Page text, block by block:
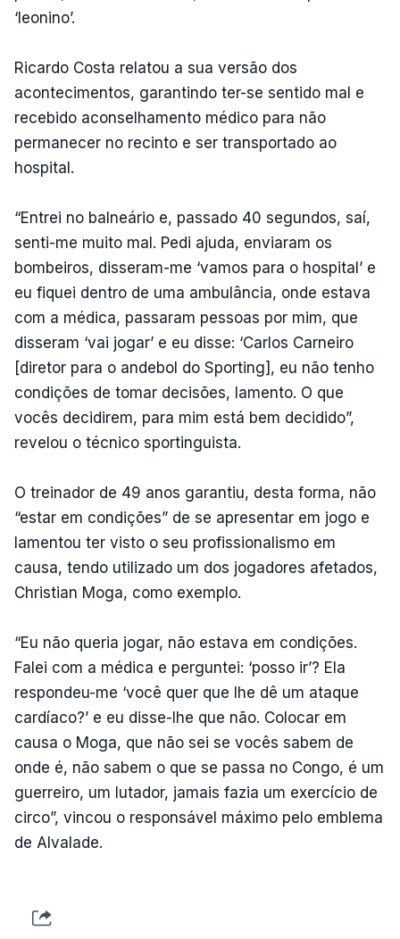
‘leonino’.
Ricardo Costa relatou a sua versão dos
acontecimentos, garantindo ter-se sentido mal e
recebido aconselhamento médico para não
permanecer no recinto e ser transportado ao
hospital.
“Entrei no balneário e, passado 40 segundos, saí,
senti-me muito mal. Pedi ajuda, enviaram os
bombeiros, disseram-me ‘vamos para o hospital’ e
eu fiquei dentro de uma ambulância, onde estava
com a médica, passaram pessoas por mim, que
disseram ‘vai jogar’ e eu disse: ‘Carlos Carneiro
[diretor para o andebol do Sporting], eu não tenho
condições de tomar decisões, lamento. O que
vocês decidirem, para mim está bem decidido”,
revelou o técnico sportinguista.
O treinador de 49 anos garantiu, desta forma, não
“estar em condições” de se apresentar em jogo e
lamentou ter visto o seu profissionalismo em
causa, tendo utilizado um dos jogadores afetados,
Christian Moga, como exemplo.
“Eu não queria jogar, não estava em condições.
Falei com a médica e perguntei: ‘posso ir’? Ela
respondeu-me ‘você quer que lhe dê um ataque
cardíaco?’ e eu disse-lhe que não. Colocar em
causa o Moga, que não sei se vocês sabem de
onde é, não sabem o que se passa no Congo, é um
guerreiro, um lutador, jamais fazia um exercício de
circo”, vincou o responsável máximo pelo emblema
de Alvalade.